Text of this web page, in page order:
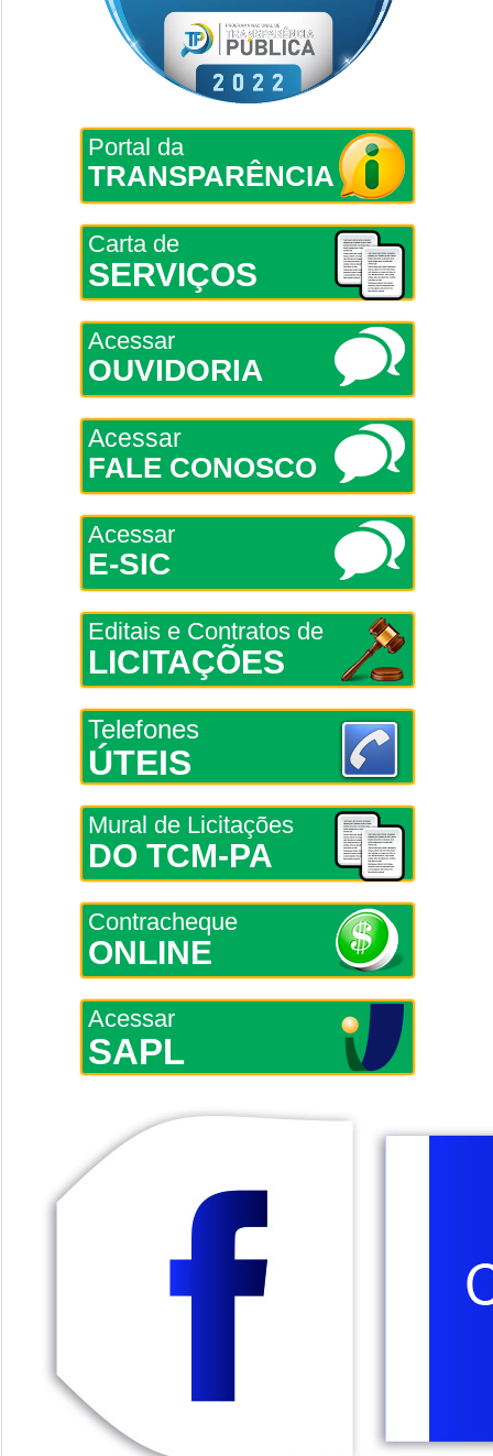
Portal da
TRANSPARÊNCIA
Carta de
SERVIÇOS
Acessar
OUVIDORIA
Acessar
FALE CONOSCO
Acessar
E-SIC
Editais e Contratos de
LICITAÇÕES
Telefones
ÚTEIS
Mural de Licitações
DO TCM-PA
Contracheque
ONLINE
Acessar
SAPL